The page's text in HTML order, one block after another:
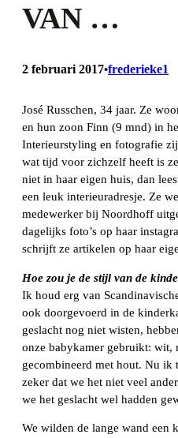
VAN …
2 februari 2017•frederieke1
José Russchen, 34 jaar. Ze
en hun zoon Finn (9 mnd) in
Interieurstyling en fotografie
wat tijd voor zichzelf heeft is
niet in haar eigen huis, dan
een leuk interieuradresje. Ze
medewerker bij Noordhoff
dagelijks foto’s op haar
schrijft ze artikelen op haar
Hoe zou je de stijl van de
Ik houd erg van
ook doorgevoerd in de
geslacht nog niet wisten,
onze babykamer gebruikt: wit,
gecombineerd met hout. Nu
zeker dat we het niet veel
we het geslacht wel hadden
We wilden de lange wand een